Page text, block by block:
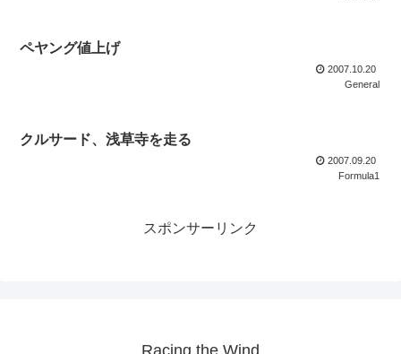
ペヤング値上げ
2007.10.20
General
クルサード、浅草寺を走る
2007.09.20
Formula1
スポンサーリンク
Racing the Wind